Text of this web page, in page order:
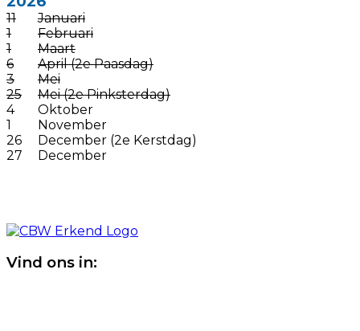
11
Januari
1
Februari
1
Maart
6
April (2e Paasdag)
3
Mei
25
Mei (2e Pinksterdag)
4
Oktober
1
November
26
December (2e Kerstdag)
27
December
Vind ons in: